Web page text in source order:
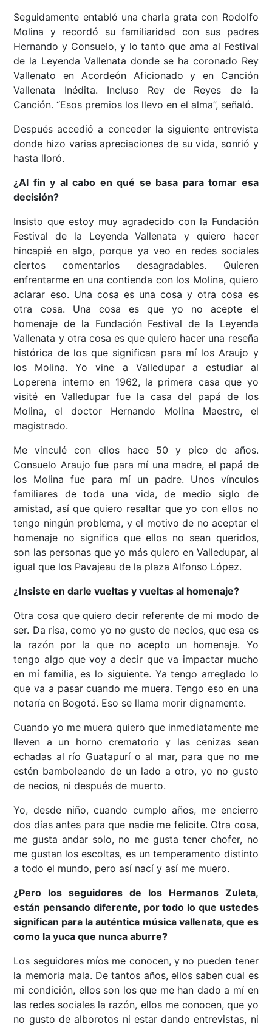
Seguidamente entabló una charla grata con Rodolfo
Molina y recordó su familiaridad con sus padres
Hernando y Consuelo, y lo tanto que ama al Festival
de la Leyenda Vallenata donde se ha coronado Rey
Vallenato en Acordeón Aficionado y en Canción
Vallenata Inédita. Incluso Rey de Reyes de la
Canción. “Esos premios los llevo en el alma”, señaló.
Después accedió a conceder la siguiente entrevista
donde hizo varias apreciaciones de su vida, sonrió y
hasta lloró.
¿Al fin y al cabo en qué se basa para tomar esa
decisión?
Insisto que estoy muy agradecido con la Fundación
Festival de la Leyenda Vallenata y quiero hacer
hincapié en algo, porque ya veo en redes sociales
ciertos comentarios desagradables. Quieren
enfrentarme en una contienda con los Molina, quiero
aclarar eso. Una cosa es una cosa y otra cosa es
otra cosa. Una cosa es que yo no acepte el
homenaje de la Fundación Festival de la Leyenda
Vallenata y otra cosa es que quiero hacer una reseña
histórica de los que significan para mí los Araujo y
los Molina. Yo vine a Valledupar a estudiar al
Loperena interno en 1962, la primera casa que yo
visité en Valledupar fue la casa del papá de los
Molina, el doctor Hernando Molina Maestre, el
magistrado.
Me vinculé con ellos hace 50 y pico de años.
Consuelo Araujo fue para mí una madre, el papá de
los Molina fue para mí un padre. Unos vínculos
familiares de toda una vida, de medio siglo de
amistad, así que quiero resaltar que yo con ellos no
tengo ningún problema, y el motivo de no aceptar el
homenaje no significa que ellos no sean queridos,
son las personas que yo más quiero en Valledupar, al
igual que los Pavajeau de la plaza Alfonso López.
¿Insiste en darle vueltas y vueltas al homenaje?
Otra cosa que quiero decir referente de mi modo de
ser. Da risa, como yo no gusto de necios, que esa es
la razón por la que no acepto un homenaje. Yo
tengo algo que voy a decir que va impactar mucho
en mí familia, es lo siguiente. Ya tengo arreglado lo
que va a pasar cuando me muera. Tengo eso en una
notaría en Bogotá. Eso se llama morir dignamente.
Cuando yo me muera quiero que inmediatamente me
lleven a un horno crematorio y las cenizas sean
echadas al río Guatapurí o al mar, para que no me
estén bamboleando de un lado a otro, yo no gusto
de necios, ni después de muerto.
Yo, desde niño, cuando cumplo años, me encierro
dos días antes para que nadie me felicite. Otra cosa,
me gusta andar solo, no me gusta tener chofer, no
me gustan los escoltas, es un temperamento distinto
a todo el mundo, pero así nací y así me muero.
¿Pero los seguidores de los Hermanos Zuleta,
están pensando diferente, por todo lo que ustedes
significan para la auténtica música vallenata, que es
como la yuca que nunca aburre?
Los seguidores míos me conocen, y no pueden tener
la memoria mala. De tantos años, ellos saben cual es
mi condición, ellos son los que me han dado a mí en
las redes sociales la razón, ellos me conocen, que yo
no gusto de alborotos ni estar dando entrevistas, ni